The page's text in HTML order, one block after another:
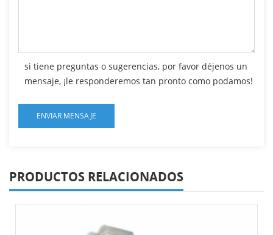
si tiene preguntas o sugerencias, por favor déjenos un
mensaje, ¡le responderemos tan pronto como podamos!
PRODUCTOS RELACIONADOS